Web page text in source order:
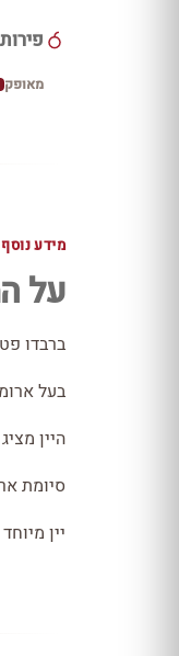
מאופק
מידע נוסף
על
ברבדו
בעל
היין
סיומת
יין